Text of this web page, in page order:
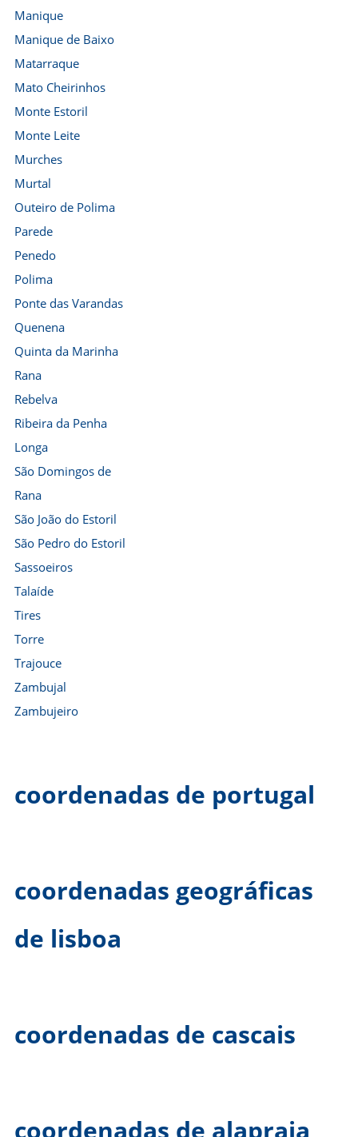
Manique
Manique de Baixo
Matarraque
Mato Cheirinhos
Monte Estoril
Monte Leite
Murches
Murtal
Outeiro de Polima
Parede
Penedo
Polima
Ponte das Varandas
Quenena
Quinta da Marinha
Rana
Rebelva
Ribeira da Penha
Longa
São Domingos de
Rana
São João do Estoril
São Pedro do Estoril
Sassoeiros
Talaíde
Tires
Torre
Trajouce
Zambujal
Zambujeiro
coordenadas de portugal
coordenadas geográficas
de lisboa
coordenadas de cascais
coordenadas de alapraia